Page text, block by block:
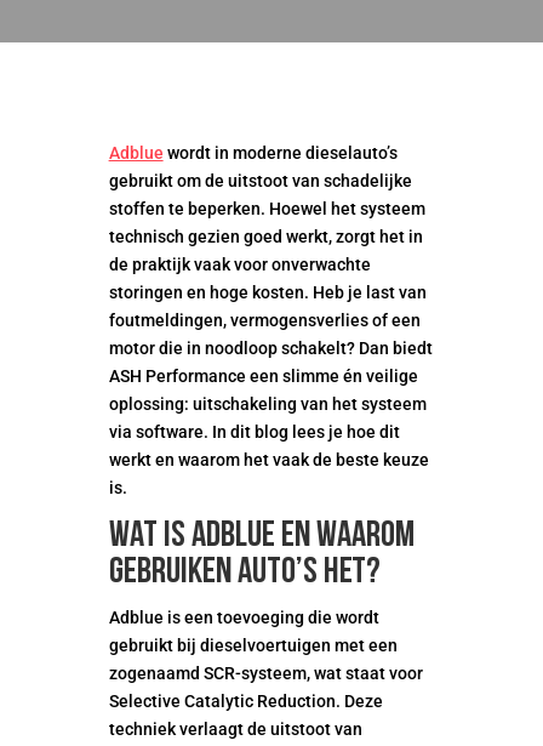
Adblue wordt in moderne dieselauto’s
gebruikt om de uitstoot van schadelijke
stoffen te beperken. Hoewel het systeem
technisch gezien goed werkt, zorgt het in
de praktijk vaak voor onverwachte
storingen en hoge kosten. Heb je last van
foutmeldingen, vermogensverlies of een
motor die in noodloop schakelt? Dan biedt
ASH Performance een slimme én veilige
oplossing: uitschakeling van het systeem
via software. In dit blog lees je hoe dit
werkt en waarom het vaak de beste keuze
is.
Wat is Adblue en waarom
gebruiken auto’s het?
Adblue is een toevoeging die wordt
gebruikt bij dieselvoertuigen met een
zogenaamd SCR-systeem, wat staat voor
Selective Catalytic Reduction. Deze
techniek verlaagt de uitstoot van